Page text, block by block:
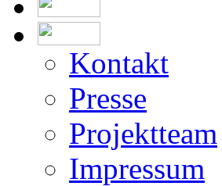
Kontakt
Presse
Projektteam
Impressum